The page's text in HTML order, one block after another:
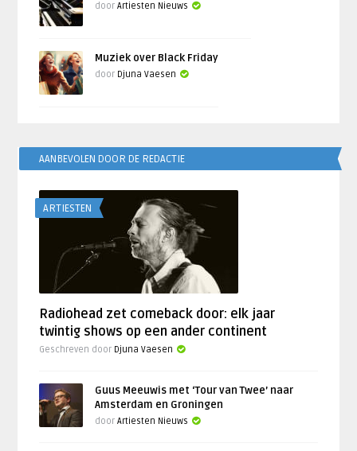
doorArtiesten Nieuws
Muziek over Black Friday
door Djuna Vaesen
AANBEVOLEN DOOR DE REDACTIE
ARTIESTEN
Radiohead zet comeback door: elk jaar
twintig shows op een ander continent
Geschreven door Djuna Vaesen
Guus Meeuwis met ‘Tour van Twee’ naar
Amsterdam en Groningen
doorArtiesten Nieuws